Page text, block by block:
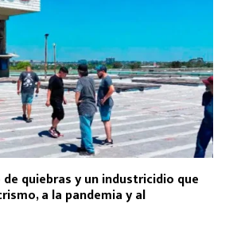
quiebras y un industricidio que
a la pandemia y al